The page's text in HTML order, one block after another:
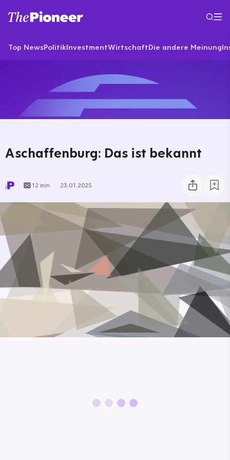
Top NewsPolitikInvestmentWirtschaftDie andere Meinung
Aschaffenburg: Das ist bekannt
12 min. 23.01.2025